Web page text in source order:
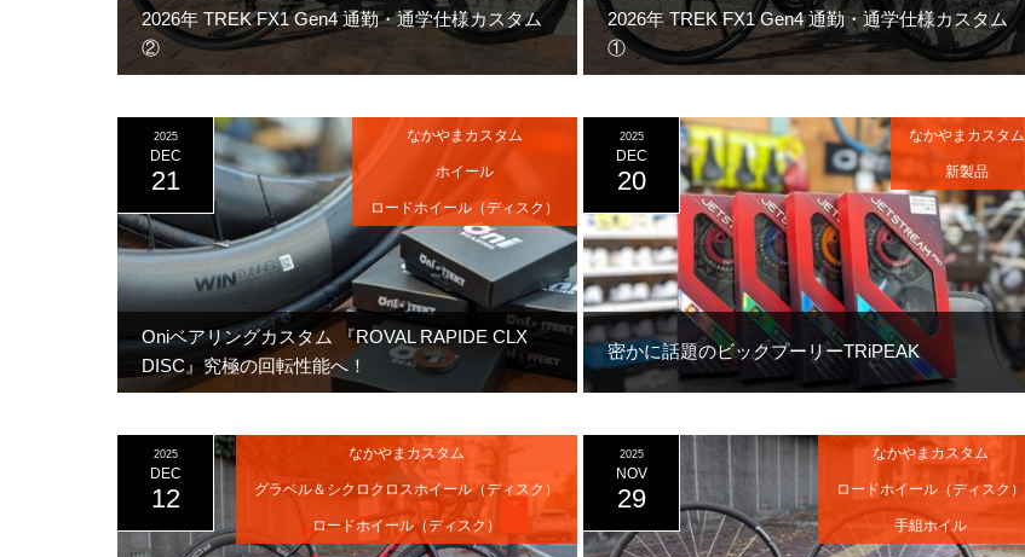
2026年 TREK FX1 Gen4 通勤・通学仕様カスタム
②
2026年 TREK FX1 Gen4 通勤・通学仕様カスタム
①
Oniベアリングカスタム 『ROVAL RAPIDE CLX
DISC』究極の回転性能へ！
2025
DEC
21
なかやまカスタム
ホイール
ロードホイール（ディスク）
密かに話題のビックプーリーTRiPEAK
2025
DEC
20
なかやまカスタム
新製品
2025
DEC
12
なかやまカスタム
グラベル＆シクロクロスホイール（ディスク）
ロードホイール（ディスク）
2025
NOV
29
なかやまカスタム
ロードホイール（ディスク）
手組ホイル